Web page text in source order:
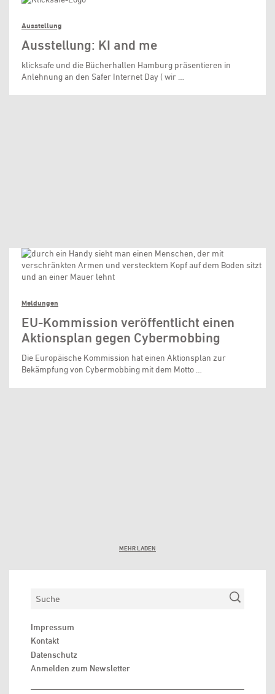
Ausstellung
Ausstellung: KI and me
klicksafe und die Bücherhallen Hamburg präsentieren in
Anlehnung an den Safer Internet Day ( wir …
Meldungen
EU-Kommission veröffentlicht einen
Aktionsplan gegen Cybermobbing
Die Europäische Kommission hat einen Aktionsplan zur
Bekämpfung von Cybermobbing mit dem Motto …
MEHR LADEN
Suchen
Impressum
Kontakt
Datenschutz
Anmelden zum Newsletter